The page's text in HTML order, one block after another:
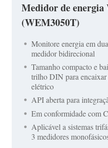
Medidor de
(WEM3050T)
Monitore energia em
medidor bidirecional
Tamanho compacto e
trilho DIN para
elétrico
API aberta para
Em conformidade com
Aplicável a sistemas
3 medidores